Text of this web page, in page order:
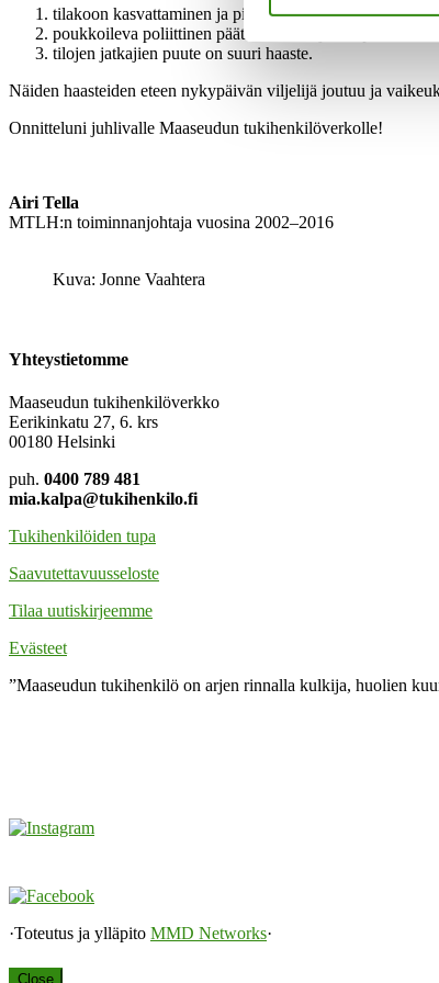
tilakoon kasvattaminen ja pienet työntekijäresurssit
poukkoileva poliittinen päätöksenteko ja tukipolitiikka
tilojen jatkajien puute on suuri haaste.
Näiden haasteiden eteen nykypäivän viljelijä joutuu ja
Onnitteluni juhlivalle Maaseudun tukihenkilöverkolle!
Airi Tella
MTLH:n toiminnanjohtaja vuosina 2002–2016
Kuva: Jonne Vaahtera
Yhteystietomme
Maaseudun tukihenkilöverkko
Eerikinkatu 27, 6. krs
00180 Helsinki
puh. 0400 789 481
mia.kalpa@tukihenkilo.fi
Tukihenkilöiden tupa
Saavutettavuusseloste
Tilaa uutiskirjeemme
Evästeet
”Maaseudun tukihenkilö on arjen rinnalla kulkija, huolien
·Toteutus ja ylläpito MMD Networks·
Close